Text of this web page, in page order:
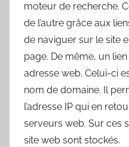
moteur de recherche.
de l’autre grâce aux
de naviguer sur le site
page. De même, un
adresse web. Celui-ci
nom de domaine. Il
l’adresse IP qui en
serveurs web. Sur ces
site web sont stockés.